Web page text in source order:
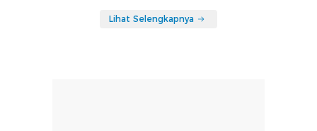
Lihat Selengkapnya